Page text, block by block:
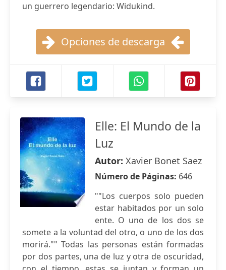
un guerrero legendario: Widukind.
Opciones de descarga
Elle: El Mundo de la
Luz
Autor: Xavier Bonet Saez
Número de Páginas: 646
""Los cuerpos solo pueden
estar habitados por un solo
ente. O uno de los dos se
somete a la voluntad del otro, o uno de los dos
morirá."" Todas las personas están formadas
por dos partes, una de luz y otra de oscuridad,